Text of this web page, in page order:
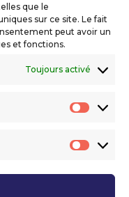
que le
sur ce site. Le fait
peut avoir un
et fonctions.
Toujours activé